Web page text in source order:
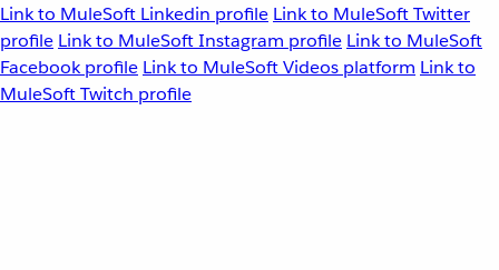
Link to MuleSoft Linkedin profile Link to MuleSoft Twitter
profile Link to MuleSoft Instagram profile Link to MuleSoft
Facebook profile Link to MuleSoft Videos platform Link to
MuleSoft Twitch profile